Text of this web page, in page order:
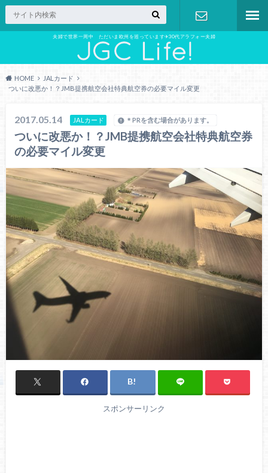
夫婦で世界一周中 ただいま欧州を巡っています✈︎30代アラフォー夫婦
お問い合わ
HOME
JALカード
ついに改悪か！？JMB提携航空会社特典航空券の必要マイル変更
2017.05.14 JALカード ＊PRを含む場合があります。
ついに改悪か！？JMB提携航空会社特典航空券
の必要マイル変更
スポンサーリンク